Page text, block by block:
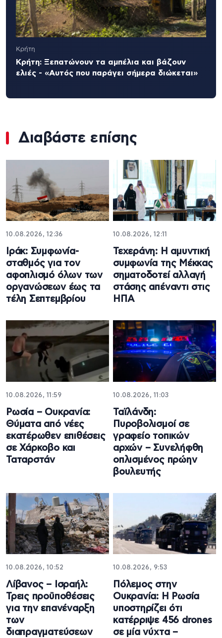
Κρήτη
Κρήτη: Ξεπατώνουν τα αμπέλια και βάζουν
ελιές - «Αυτός που παράγει σήμερα διώκεται»
Διαβάστε επίσης
10.08.2026, 12:36
Ιράκ: Συμφωνία-
σταθμός για τον
αφοπλισμό όλων των
οργανώσεων έως τα
τέλη Σεπτεμβρίου
10.08.2026, 12:11
Τεχεράνη: Η αμυντική
συμφωνία της Μέκκας
σηματοδοτεί αλλαγή
στάσης απέναντι στις
ΗΠΑ
10.08.2026, 11:59
Ρωσία – Ουκρανία:
Θύματα από νέες
εκατέρωθεν επιθέσεις
σε Χάρκοβο και
Ταταρστάν
10.08.2026, 11:03
Ταϊλάνδη:
Πυροβολισμοί σε
γραφείο τοπικών
αρχών – Συνελήφθη
οπλισμένος πρώην
βουλευτής
10.08.2026, 10:52
Λίβανος – Ισραήλ:
Τρεις προϋποθέσεις
για την επανέναρξη
των
διαπραγματεύσεων
10.08.2026, 9:53
Πόλεμος στην
Ουκρανία: Η Ρωσία
υποστηρίζει ότι
κατέρριψε 456 drones
σε μία νύχτα –